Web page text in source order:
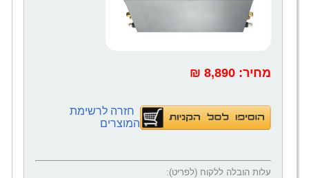
מחיר: ‎8,890 ₪
חזרה לרשימת
המוצרים
עלות הובלה ללקוח (לפריט):